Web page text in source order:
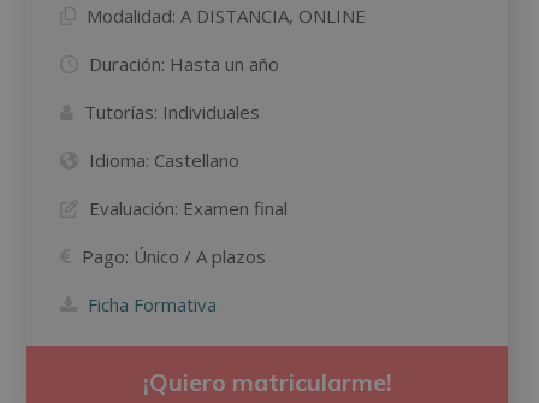
Modalidad: A DISTANCIA, ONLINE
Duración: Hasta un año
Tutorías: Individuales
Idioma: Castellano
Evaluación: Examen final
Pago: Único / A plazos
Ficha Formativa
¡Quiero matricularme!